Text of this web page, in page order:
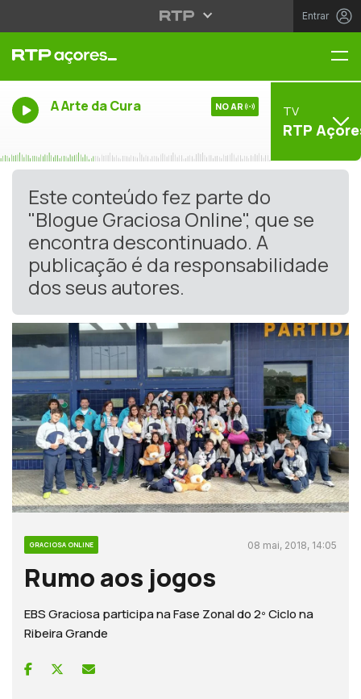
Entrar
A Arte da Cura NO AR TV
RTP
Este conteúdo fez parte do
"Blogue Graciosa Online", que se
encontra descontinuado. A
publicação é da responsabilidade
dos seus autores.
GRACIOSA ONLINE 08 mai, 2018, 14:05
Rumo aos jogos
EBS Graciosa participa na Fase Zonal do 2º Ciclo na
Ribeira Grande